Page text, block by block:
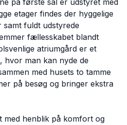
på første sal er udstyret med
etager findes der hyggelige
samt fuldt udstyrede
fællesskabet blandt
atriumgård er et
hvor man kan nyde de
med husets to tamme
på besøg og bringer ekstra
med henblik på komfort og